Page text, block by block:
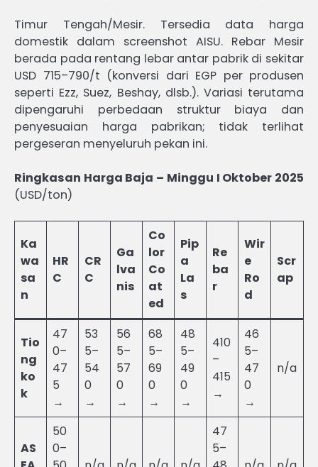
Timur Tengah/Mesir. Tersedia data harga
domestik dalam screenshot AISU. Rebar Mesir
berada pada rentang lebar antar pabrik di sekitar
USD 715–790/t (konversi dari EGP per produsen
seperti Ezz, Suez, Beshay, dlsb.). Variasi terutama
dipengaruhi perbedaan struktur biaya dan
penyesuaian harga pabrikan; tidak terlihat
pergeseran menyeluruh pekan ini.
Ringkasan Harga Baja – Minggu I Oktober 2025
(USD/ton)
Ka
wa
sa
n
HR
C
CR
C
Ga
lva
nis
Co
lor
Co
at
ed
Pip
a
La
s
Re
ba
r
Wir
e
Ro
d
Scr
ap
Tio
ng
ko
k
47
0–
47
5
→
53
5–
54
0
→
56
5–
57
0
→
68
5–
69
0
→
48
5–
49
0
→
410
–
415
→
46
5–
47
0
→
n/a
AS
50
0–
47
5–